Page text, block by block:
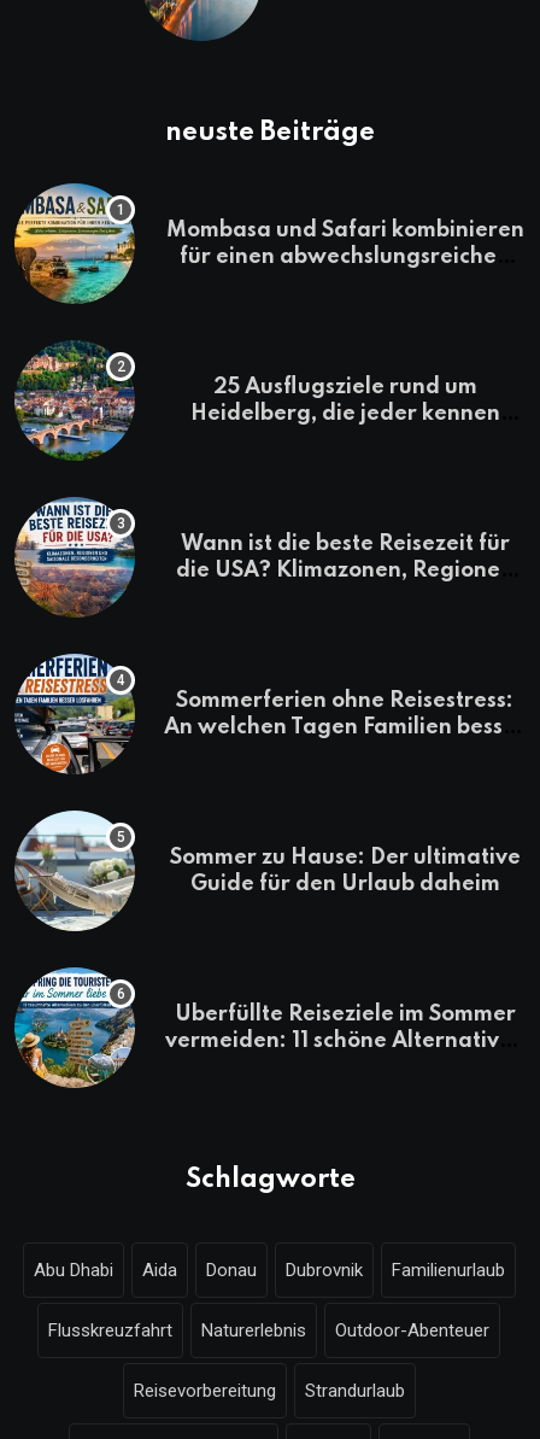
neuste Beiträge
Mombasa und Safari kombinieren
für einen abwechslungsreichen
25 Ausflugsziele rund um
Heidelberg, die jeder kennen
Wann ist die beste Reisezeit für
die USA? Klimazonen, Regionen
Sommerferien ohne Reisestress:
An welchen Tagen Familien besser
Sommer zu Hause: Der ultimative
Guide für den Urlaub daheim
Überfüllte Reiseziele im Sommer
vermeiden: 11 schöne Alternativen
Schlagworte
Abu Dhabi Aida Donau Dubrovnik Familienurlaub
Flusskreuzfahrt Naturerlebnis Outdoor-Abenteuer
Reisevorbereitung Strandurlaub